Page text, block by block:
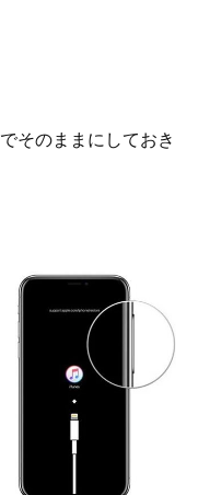
そのままにしておき